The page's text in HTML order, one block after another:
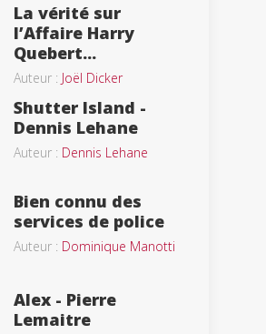
La vérité sur
l’Affaire Harry
Quebert...
Auteur : Joël Dicker
Shutter Island -
Dennis Lehane
Auteur : Dennis Lehane
Bien connu des
services de police
Auteur : Dominique Manotti
Alex - Pierre
Lemaitre